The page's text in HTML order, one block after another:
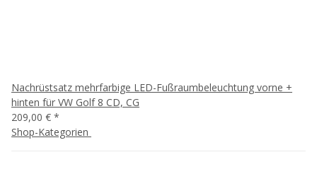
Nachrüstsatz mehrfarbige LED-Fußraumbeleuchtung vorne +
hinten für VW Golf 8 CD, CG
209,00 € *
Shop-Kategorien